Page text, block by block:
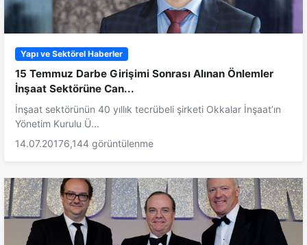
Yapı ve Sektörel Haberler
15 Temmuz Darbe Girişimi Sonrası Alınan Önlemler
İnşaat Sektörüne Can...
İnşaat sektörünün 40 yıllık tecrübeli şirketi Okkalar İnşaat’ın
Yönetim Kurulu Ü...
14.07.20176,144 görüntülenme